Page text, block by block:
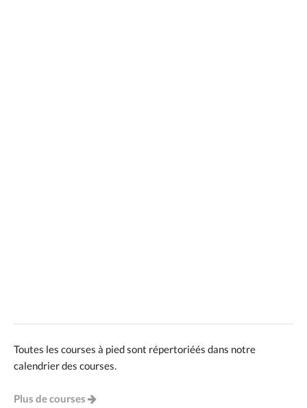
Toutes les courses à pied sont répertoriéés dans notre
calendrier des courses.
Plus de courses